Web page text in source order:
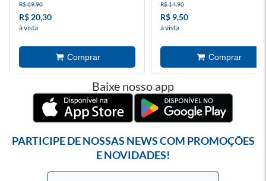
R$ 69,90
R$ 20,30
à vista
R$ 14,90
R$ 9,50
à vista
Baixe nosso app
PARTICIPE DE NOSSAS NEWS COM PROMOÇÕES
E NOVIDADES!